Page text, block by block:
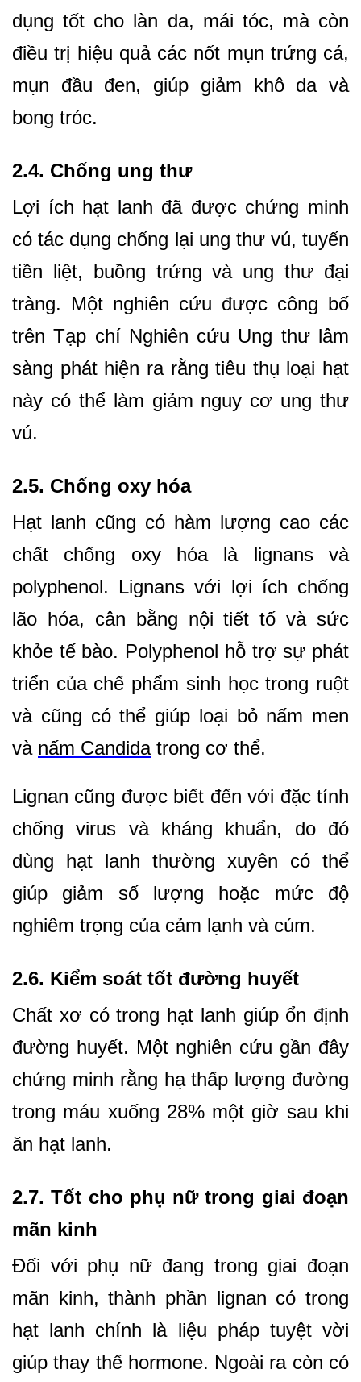
dụng tốt cho làn da, mái tóc, mà còn
điều trị hiệu quả các nốt mụn trứng cá,
mụn đầu đen, giúp giảm khô da và
bong tróc.
2.4. Chống ung thư
Lợi ích hạt lanh đã được chứng minh
có tác dụng chống lại ung thư vú, tuyến
tiền liệt, buồng trứng và ung thư đại
tràng. Một nghiên cứu được công bố
trên Tạp chí Nghiên cứu Ung thư lâm
sàng phát hiện ra rằng tiêu thụ loại hạt
này có thể làm giảm nguy cơ ung thư
vú.
2.5. Chống oxy hóa
Hạt lanh cũng có hàm lượng cao các
chất chống oxy hóa là lignans và
polyphenol. Lignans với lợi ích chống
lão hóa, cân bằng nội tiết tố và sức
khỏe tế bào. Polyphenol hỗ trợ sự phát
triển của chế phẩm sinh học trong ruột
và cũng có thể giúp loại bỏ nấm men
và nấm Candidatrong cơ thể.
Lignan cũng được biết đến với đặc tính
chống virus và kháng khuẩn, do đó
dùng hạt lanh thường xuyên có thể
giúp giảm số lượng hoặc mức độ
nghiêm trọng của cảm lạnh và cúm.
2.6. Kiểm soát tốt đường huyết
Chất xơ có trong hạt lanh giúp ổn định
đường huyết. Một nghiên cứu gần đây
chứng minh rằng hạ thấp lượng đường
trong máu xuống 28% một giờ sau khi
ăn hạt lanh.
2.7. Tốt cho phụ nữ trong giai đoạn
mãn kinh
Đối với phụ nữ đang trong giai đoạn
mãn kinh, thành phần lignan có trong
hạt lanh chính là liệu pháp tuyệt vời
giúp thay thế hormone. Ngoài ra còn có